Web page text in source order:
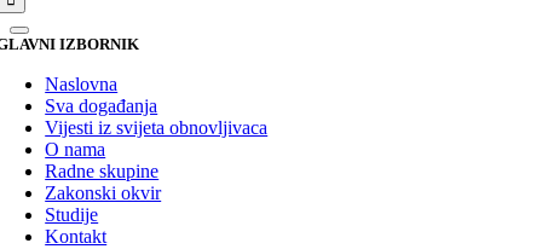
IZBORNIK
Naslovna
Sva događanja
Vijesti iz svijeta obnovljivaca
O nama
Radne skupine
Zakonski okvir
Studije
Kontakt